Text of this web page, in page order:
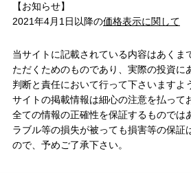
【お知らせ】
2021年4月1日以降の価格表示に関して
当サイトに記載されている内容はあくま
ただくためのものであり、実際の投資に
判断と責任において行って下さいますよ
サイトの掲載情報は細心の注意を払って
全ての情報の正確性を保証するものでは
ラブル等の損失が被っても損害等の保証
ので、予めご了承下さい。